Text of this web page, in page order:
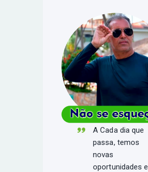
A Cada dia que
passa, temos
novas
oportunidades e